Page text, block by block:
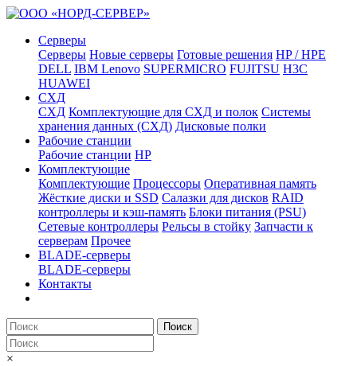
Серверы
Серверы Новые серверы Готовые решения HP / HPE
DELL IBM Lenovo SUPERMICRO FUJITSU H3C
HUAWEI
СХД
СХД Комплектующие для СХД и полок Системы
хранения данных (СХД) Дисковые полки
Рабочие станции
Рабочие станции HP
Комплектующие
Комплектующие Процессоры Оперативная память
Жёсткие диски и SSD Салазки для дисков RAID
контроллеры и кэш-память Блоки питания (PSU)
Сетевые контроллеры Рельсы в стойку Запчасти к
серверам Прочее
BLADE-серверы
BLADE-серверы
Контакты
Поиск
×